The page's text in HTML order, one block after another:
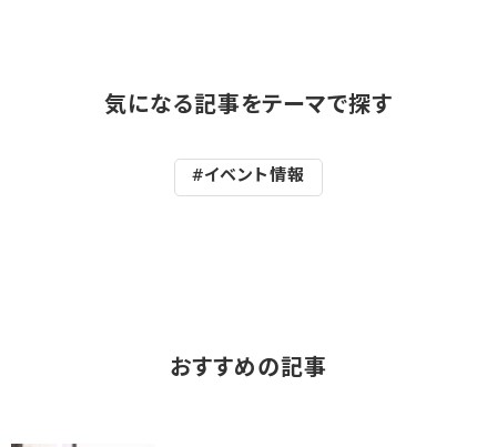
気になる記事をテーマで探す
#イベント情報
おすすめの記事